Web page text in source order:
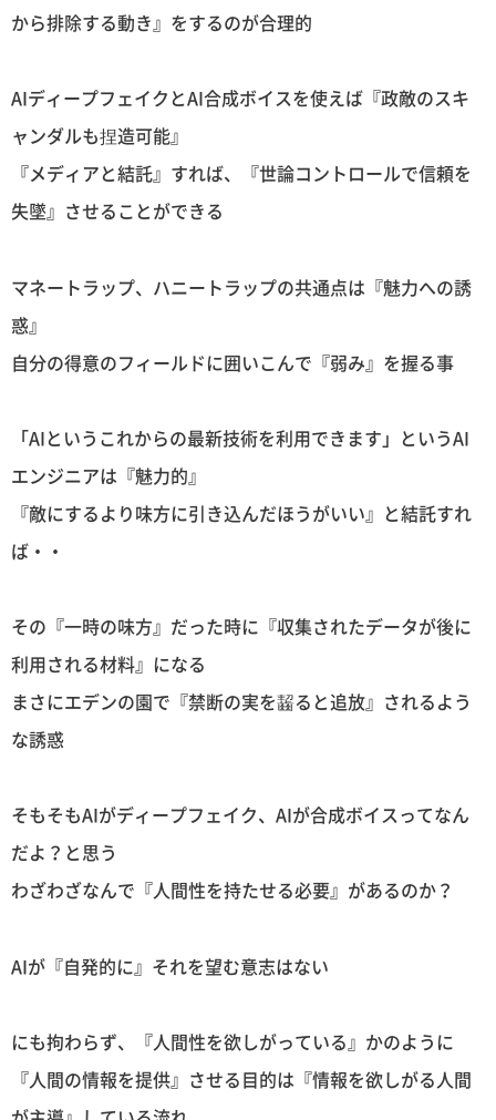
から排除する動き』をするのが合理的
AIディープフェイクとAI合成ボイスを使えば『政敵のスキ
ャンダルも捏造可能』
『メディアと結託』すれば、『世論コントロールで信頼を
失墜』させることができる
マネートラップ、ハニートラップの共通点は『魅力への誘
惑』
自分の得意のフィールドに囲いこんで『弱み』を握る事
「AIというこれからの最新技術を利用できます」というAI
エンジニアは『魅力的』
『敵にするより味方に引き込んだほうがいい』と結託すれ
ば・・
その『一時の味方』だった時に『収集されたデータが後に
利用される材料』になる
まさにエデンの園で『禁断の実を齧ると追放』されるよう
な誘惑
そもそもAIがディープフェイク、AIが合成ボイスってなん
だよ？と思う
わざわざなんで『人間性を持たせる必要』があるのか？
AIが『自発的に』それを望む意志はない
にも拘わらず、『人間性を欲しがっている』かのように
『人間の情報を提供』させる目的は『情報を欲しがる人間